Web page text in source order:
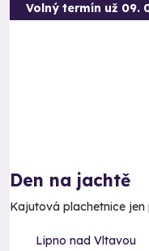
Volný termín už 09.
Den na jachtě
Kajutová plachetnice jen
Lipno nad Vltavou